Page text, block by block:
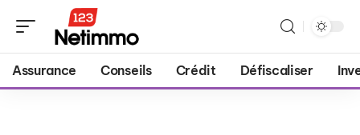
Assurance Conseils Crédit Défiscaliser